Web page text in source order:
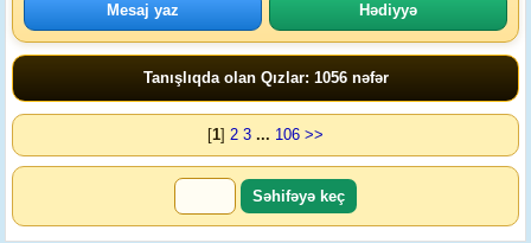
Mesaj yaz Hədiyyə
Tanışlıqda olan Qızlar: 1056 nəfər
[1] 2 3 ... 106 >>